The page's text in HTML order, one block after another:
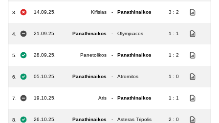
3. 14.09.25. Kifisias - Panathinaikos 3 : 2
4. 21.09.25. Panathinaikos - Olympiacos 1 : 1
5. 28.09.25. Panetolikos - Panathinaikos 1 : 2
6. 05.10.25. Panathinaikos - Atromitos 1 : 0
7. 19.10.25. Aris - Panathinaikos 1 : 1
8. 26.10.25. Panathinaikos - Asteras Tripolis 2 : 0